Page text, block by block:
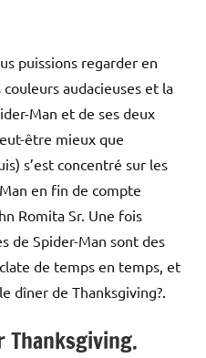
puissions regarder en
audacieuses et la
Man et de ses deux
être mieux que
​​s’est concentré sur les
en fin de compte
Romita Sr. Une fois
de Spider-Man sont des
de temps en temps, et
dîner de Thanksgiving?.
Thanksgiving.